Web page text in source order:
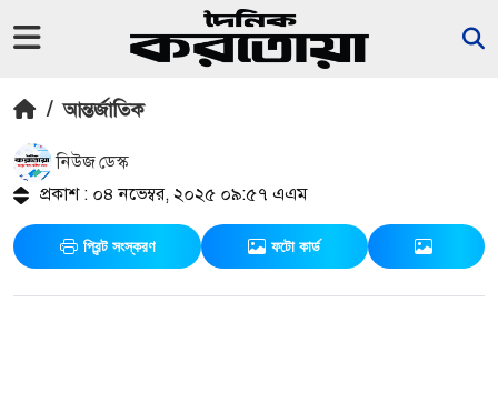
/ আন্তর্জাতিক
নিউজ ডেস্ক
প্রকাশ : ০৪ নভেম্বর, ২০২৫ ০৯:৫৭ এএম
প্রিন্ট সংস্করণ ফটো কার্ড